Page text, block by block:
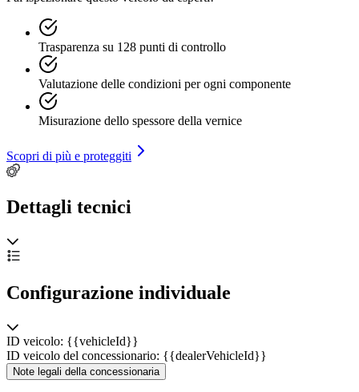
Trasparenza su 128 punti di controllo
Valutazione delle condizioni per ogni componente
Misurazione dello spessore della vernice
Scopri di più e proteggiti
Dettagli tecnici
Configurazione individuale
ID veicolo: {{vehicleId}}
ID veicolo del concessionario: {{dealerVehicleId}}
Note legali della concessionaria